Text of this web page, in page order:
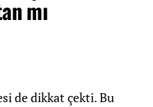
mı
de dikkat çekti. Bu